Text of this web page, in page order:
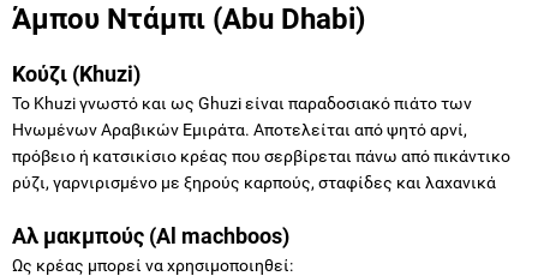
Άμπου Ντάμπι (Abu Dhabi)
Κούζι (Khuzi)
Το Khuzi γνωστό και ως Ghuzi είναι παραδοσιακό πιάτο των
Ηνωμένων Αραβικών Εμιράτα. Αποτελείται από ψητό αρνί,
πρόβειο ή κατσικίσιο κρέας που σερβίρεται πάνω από πικάντικο
ρύζι, γαρνιρισμένο με ξηρούς καρπούς, σταφίδες και λαχανικά
Αλ μακμπούς (Al machboos)
Ως κρέας μπορεί να χρησιμοποιηθεί: